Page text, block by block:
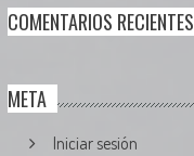
COMENTARIOS RECIENTES
META
Iniciar sesión